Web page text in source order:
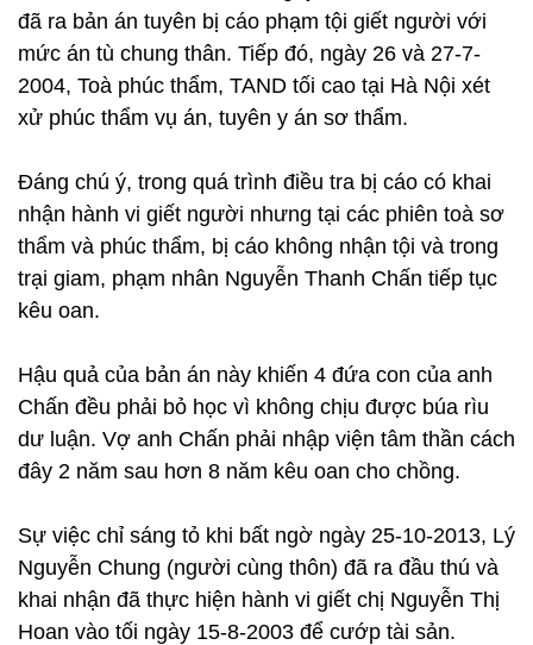
đã ra bản án tuyên bị cáo phạm tội giết người với
mức án tù chung thân. Tiếp đó, ngày 26 và 27-7-
2004, Toà phúc thẩm, TAND tối cao tại Hà Nội xét
xử phúc thẩm vụ án, tuyên y án sơ thẩm.
Đáng chú ý, trong quá trình điều tra bị cáo có khai
nhận hành vi giết người nhưng tại các phiên toà sơ
thẩm và phúc thẩm, bị cáo không nhận tội và trong
trại giam, phạm nhân Nguyễn Thanh Chấn tiếp tục
kêu oan.
Hậu quả của bản án này khiến 4 đứa con của anh
Chấn đều phải bỏ học vì không chịu được búa rìu
dư luận. Vợ anh Chấn phải nhập viện tâm thần cách
đây 2 năm sau hơn 8 năm kêu oan cho chồng.
Sự việc chỉ sáng tỏ khi bất ngờ ngày 25-10-2013, Lý
Nguyễn Chung (người cùng thôn) đã ra đầu thú và
khai nhận đã thực hiện hành vi giết chị Nguyễn Thị
Hoan vào tối ngày 15-8-2003 để cướp tài sản.